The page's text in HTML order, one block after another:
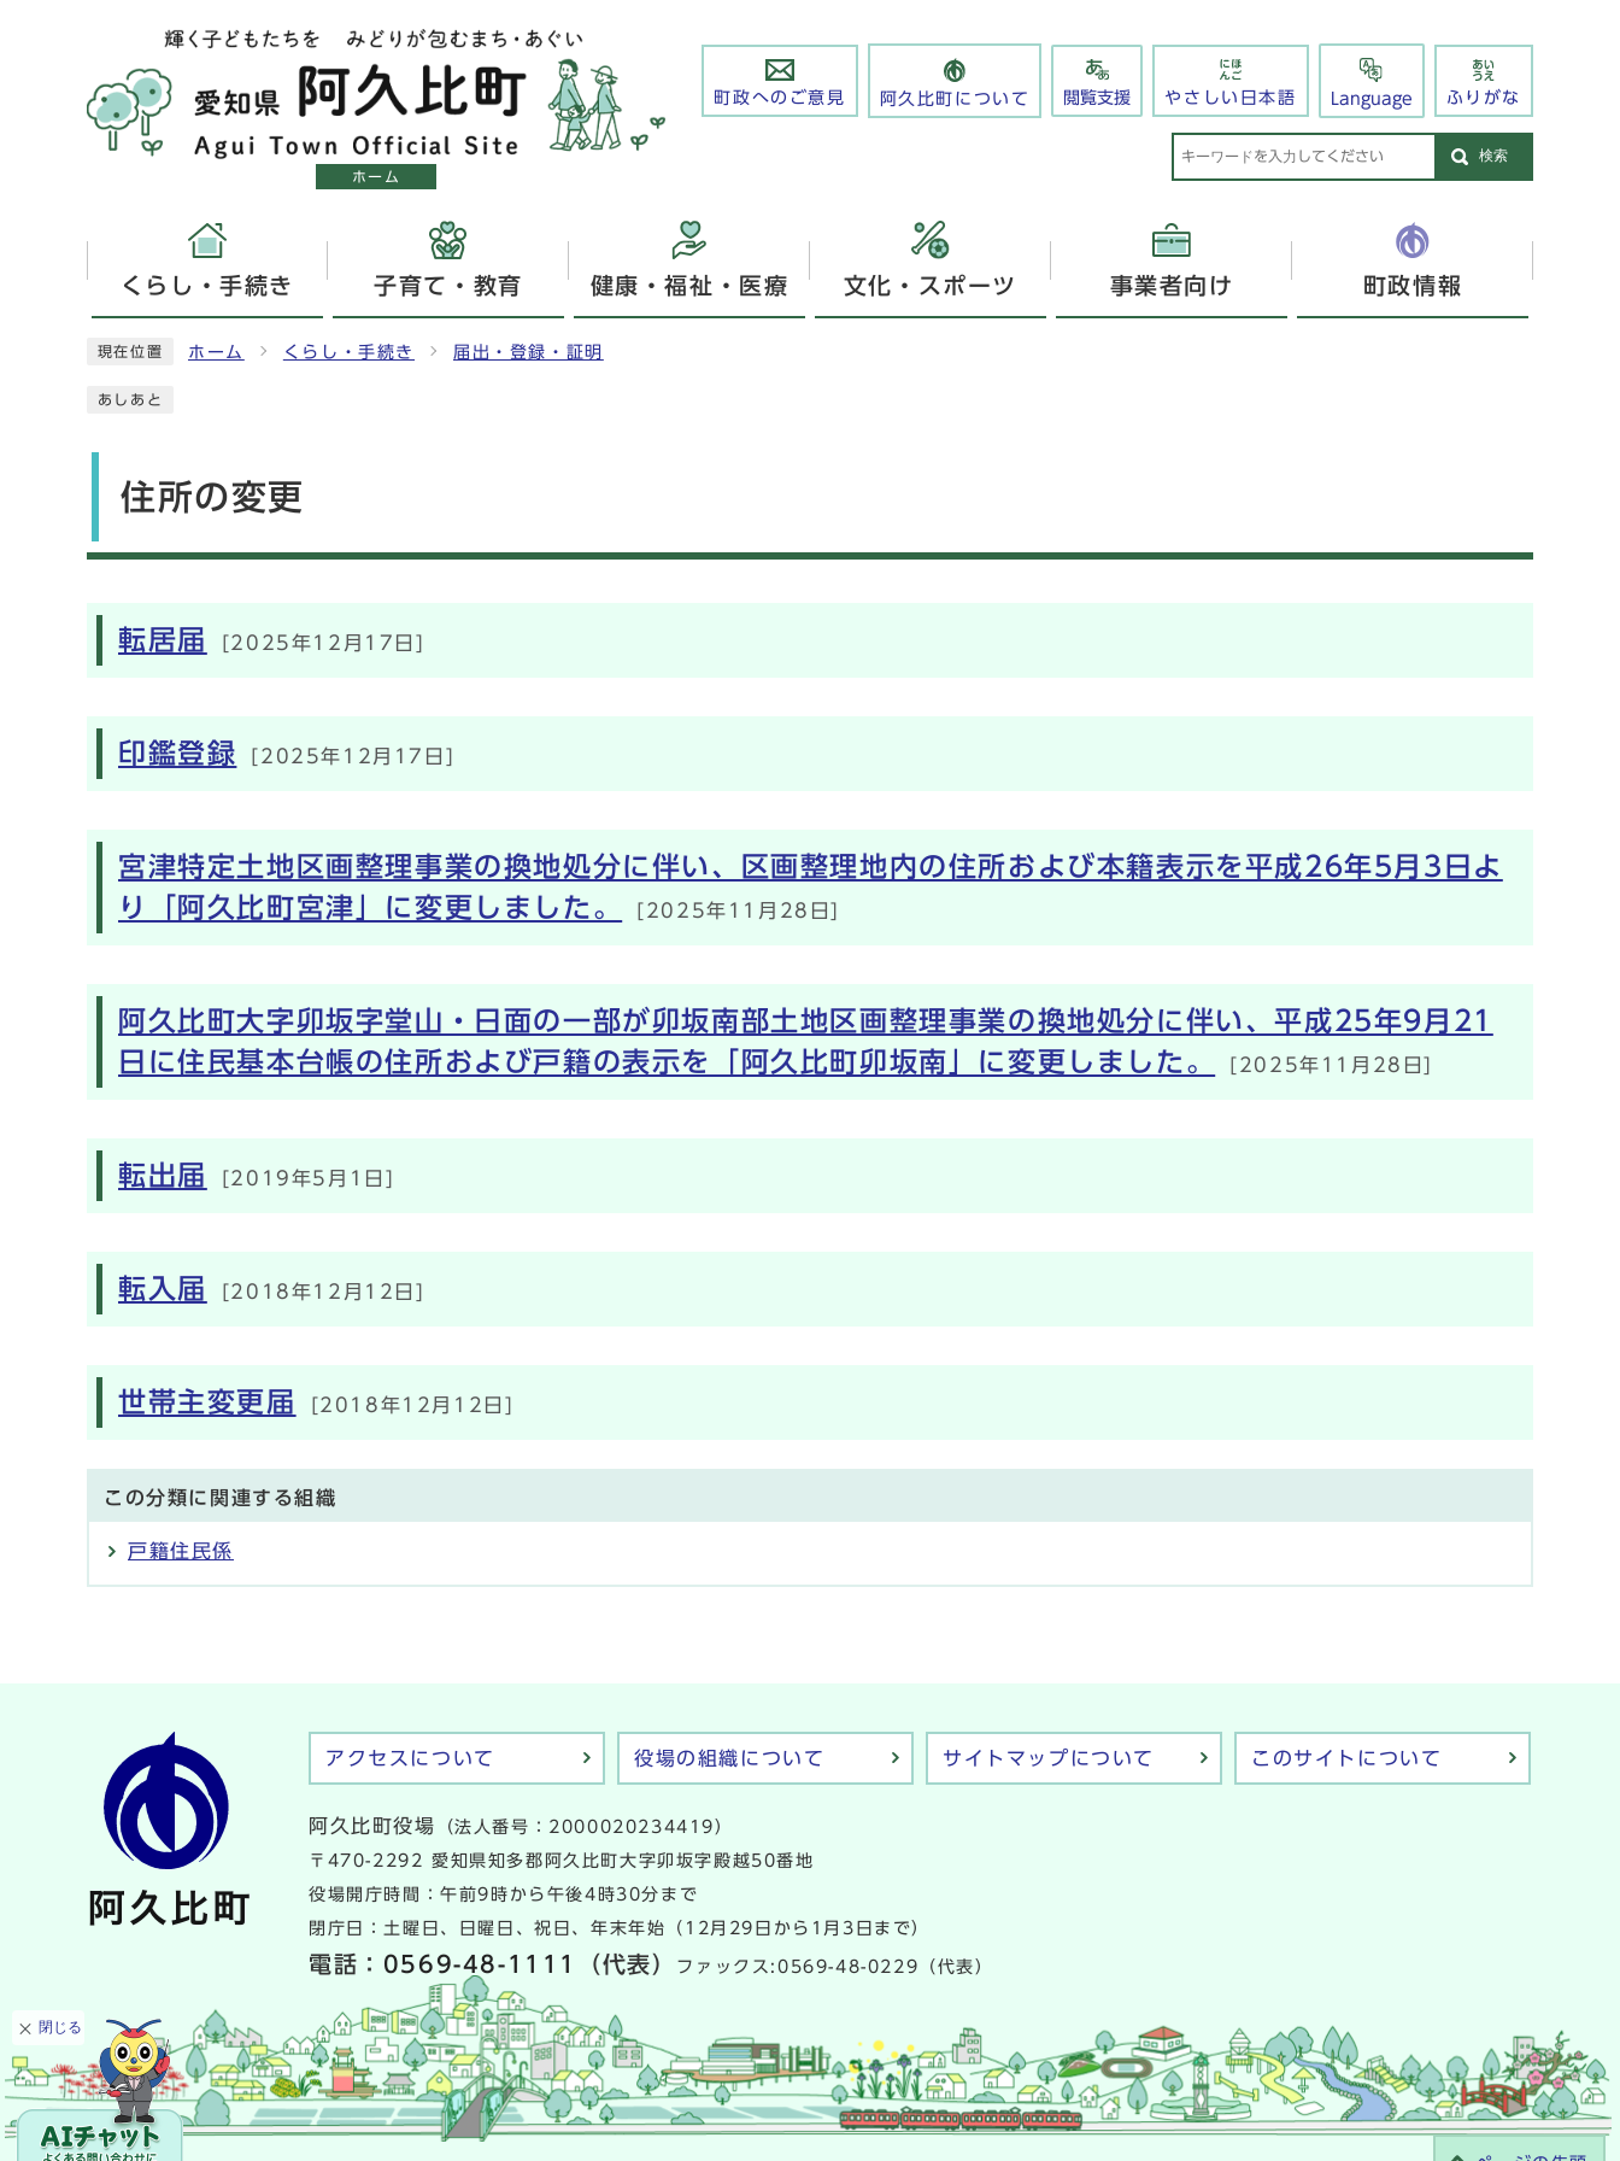
ホーム
町政へのご意見 阿久比町について 閲覧支援 やさしい日本語 Language ふりがな
検索
くらし・手続き 子育て・教育 健康・福祉・医療 文化・スポーツ 事業者向け 町政情報
現在位置 ホーム くらし・手続き 届出・登録・証明
あしあと
住所の変更
メインメニュー
転居届 [2025年12月17日]
印鑑登録 [2025年12月17日]
宮津特定土地区画整理事業の換地処分に伴い、区画整理地内の住所および本籍表示を平成26年5月3日よ
り「阿久比町宮津」に変更しました。
[2025年11月28日]
阿久比町大字卯坂字堂山・日面の一部が卯坂南部土地区画整理事業の換地処分に伴い、平成25年9月21
日に住民基本台帳の住所および戸籍の表示を「阿久比町卯坂南」に変更しました。
[2025年11月28日]
転出届 [2019年5月1日]
転入届 [2018年12月12日]
世帯主変更届 [2018年12月12日]
この分類に関連する組織
戸籍住民係
閉じる
アクセスについて 役場の組織について サイトマップについて このサイトについて
阿久比町役場
（法人番号：2000020234419）
〒470-2292 愛知県知多郡阿久比町大字卯坂字殿越50番地
役場開庁時間：午前9時から午後4時30分まで
閉庁日：土曜日、日曜日、祝日、年末年始（12月29日から1月3日まで）
電話： 0569-48-1111 （代表） ファックス:0569-48-0229（代表）